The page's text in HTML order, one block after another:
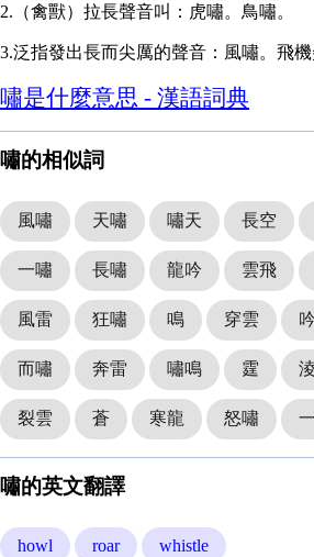
2.（禽獸）拉長聲音叫：虎嘯。鳥嘯。
3.泛指發出長而尖厲的聲音：風嘯。飛機
嘯是什麼意思 - 漢語詞典
嘯的相似詞
風嘯 天嘯 嘯天 長空
一嘯 長嘯 龍吟 雲飛
風雷 狂嘯 鳴 穿雲
而嘯 奔雷 嘯鳴 霆
裂雲 蒼 寒龍 怒嘯
嘯的英文翻譯
howl roar whistle